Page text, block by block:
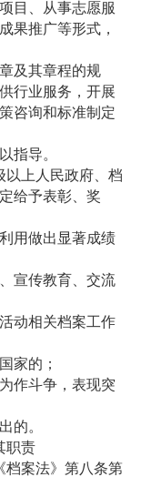
目、从事志愿服
果推广等形式，
及其章程的规
行业服务，开展
咨询和标准制定
指导。
以上人民政府、档
给予表彰、奖
用做出显著成绩
宣传教育、交流
动相关档案工作
家的；
作斗争，表现突
的。
职责
档案法》第八条第